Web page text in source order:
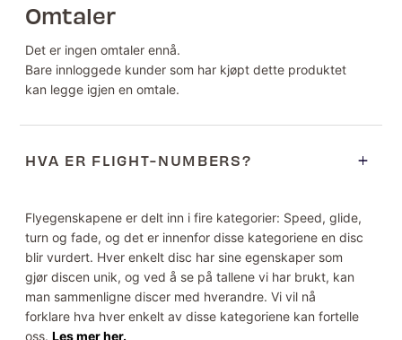
Omtaler
Det er ingen omtaler ennå.
Bare innloggede kunder som har kjøpt dette produktet
kan legge igjen en omtale.
HVA ER FLIGHT-NUMBERS?
Flyegenskapene er delt inn i fire kategorier: Speed, glide,
turn og fade, og det er innenfor disse kategoriene en disc
blir vurdert. Hver enkelt disc har sine egenskaper som
gjør discen unik, og ved å se på tallene vi har brukt, kan
man sammenligne discer med hverandre. Vi vil nå
forklare hva hver enkelt av disse kategoriene kan fortelle
oss.Les mer her.